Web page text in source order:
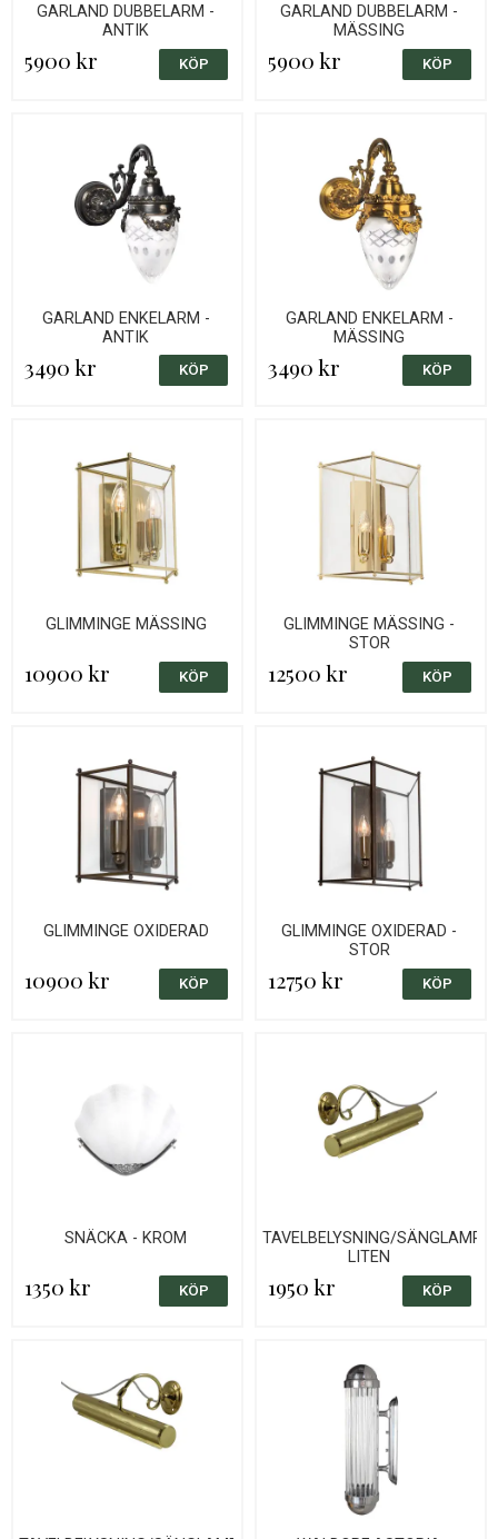
GARLAND DUBBELARM -
ANTIK
5900 kr
GARLAND DUBBELARM -
MÄSSING
5900 kr
GARLAND ENKELARM -
ANTIK
3490 kr
GARLAND ENKELARM -
MÄSSING
3490 kr
GLIMMINGE MÄSSING
10900 kr
GLIMMINGE MÄSSING -
STOR
12500 kr
GLIMMINGE OXIDERAD
10900 kr
GLIMMINGE OXIDERAD -
STOR
12750 kr
SNÄCKA - KROM
1350 kr
TAVELBELYSNING/SÄNGLAMPA,
LITEN
1950 kr